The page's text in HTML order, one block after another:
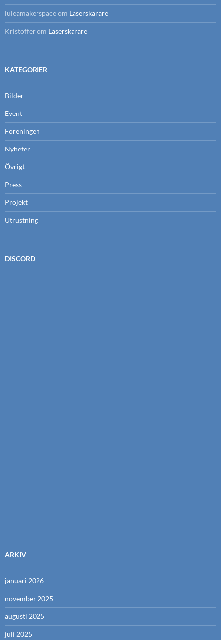
luleamakerspaceom Laserskärare
Kristoffer om Laserskärare
KATEGORIER
Bilder
Event
Föreningen
Nyheter
Övrigt
Press
Projekt
Utrustning
DISCORD
ARKIV
januari 2026
november 2025
augusti 2025
juli 2025